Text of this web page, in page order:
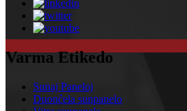
Varma Etikedo
Sunaj Paneloj
Duonĉela sunpanelo